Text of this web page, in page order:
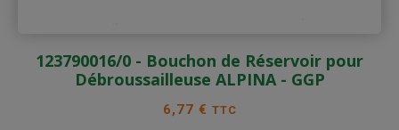
123790016/0 - Bouchon de Réservoir pour
Débroussailleuse ALPINA - GGP
Prix
6,77 € TTC